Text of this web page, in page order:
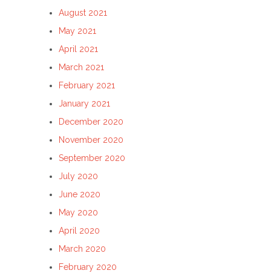
August 2021
May 2021
April 2021
March 2021
February 2021
January 2021
December 2020
November 2020
September 2020
July 2020
June 2020
May 2020
April 2020
March 2020
February 2020